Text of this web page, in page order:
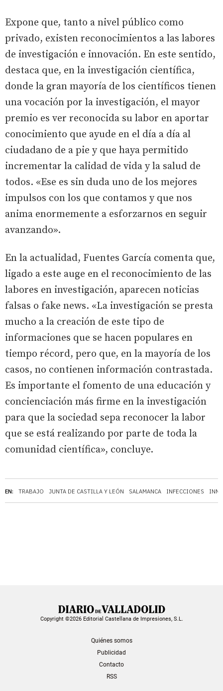
EN: TRABAJO JUNTA DE CASTILLA Y LEÓN SALAMANCA INFECCIONES
Expone que, tanto a nivel público como
privado, existen reconocimientos a las labores
de investigación e innovación. En este sentido,
destaca que, en la investigación científica,
donde la gran mayoría de los científicos tienen
una vocación por la investigación, el mayor
premio es ver reconocida su labor en aportar
conocimiento que ayude en el día a día al
ciudadano de a pie y que haya permitido
incrementar la calidad de vida y la salud de
todos. «Ese es sin duda uno de los mejores
impulsos con los que contamos y que nos
anima enormemente a esforzarnos en seguir
avanzando».
En la actualidad, Fuentes García comenta que,
ligado a este auge en el reconocimiento de las
labores en investigación, aparecen noticias
falsas o fake news. «La investigación se presta
mucho a la creación de este tipo de
informaciones que se hacen populares en
tiempo récord, pero que, en la mayoría de los
casos, no contienen información contrastada.
Es importante el fomento de una educación y
concienciación más firme en la investigación
para que la sociedad sepa reconocer la labor
que se está realizando por parte de toda la
comunidad científica», concluye.
Copyright ©2026 Editorial Castellana de Impresiones, S.L.
Quiénes somos
Publicidad
Contacto
RSS